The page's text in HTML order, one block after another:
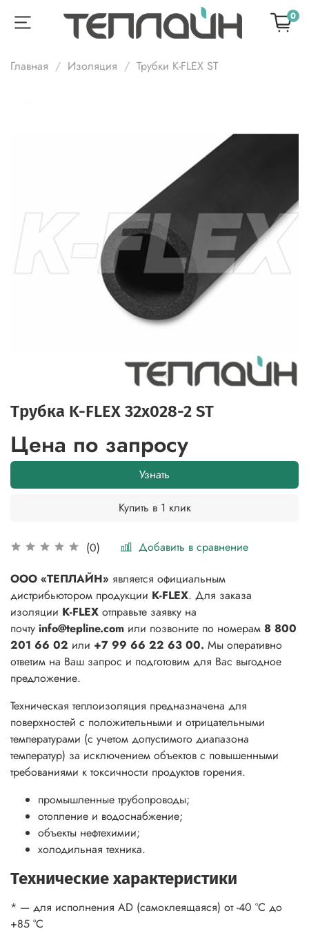
0
Главная Изоляция Трубки K-FLEX ST
Трубка K-FLEX 32x028-2 ST
(0) Добавить в сравнение
Цена по запросу
Узнать
Купить в 1 клик
ООО «ТЕПЛАЙН» является официальным
дистрибьютором продукции K-FLEX. Для заказа
изоляции K-FLEX отправьте заявку на
почту info@tepline.com или позвоните по номерам 8 800
201 66 02 или +7 99 66 22 63 00. Мы оперативно
ответим на Ваш запрос и подготовим для Вас выгодное
предложение.
Техническая теплоизоляция предназначена для
поверхностей с положительными и отрицательными
температурами (с учетом допустимого диапазона
температур) за исключением объектов с повышенными
требованиями к токсичности продуктов горения.
промышленные трубопроводы;
отопление и водоснабжение;
объекты нефтехимии;
холодильная техника.
Технические характеристики
* — для исполнения AD (самоклеящаяся) от -40 °С до
+85 °С